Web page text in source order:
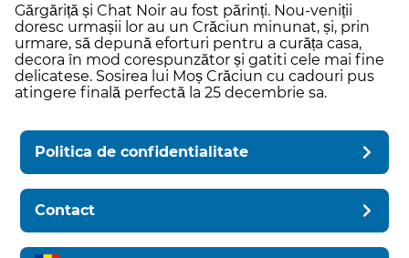
Gărgăriță și Chat Noir au fost părinți. Nou-veniții
doresc urmașii lor au un Crăciun minunat, și, prin
urmare, să depună eforturi pentru a curăța casa,
decora în mod corespunzător și gatiti cele mai fine
delicatese. Sosirea lui Moș Crăciun cu cadouri pus
atingere finală perfectă la 25 decembrie sa.
Politica de confidentialitate
Contact